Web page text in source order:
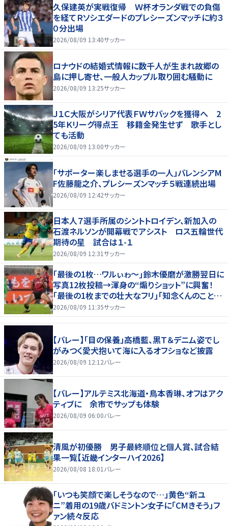
久保建英が実戦復帰 Ｗ杯オランダ戦での負傷
を経てＲソシエダードのプレシーズンマッチに約３
０分出場
2026/08/09 13:40サッカー
ロナウドの結婚式情報に数千人が生まれ故郷の
島に押し寄せ、一般人カップル取り囲む騒動に
2026/08/09 13:25サッカー
Ｊ１Ｃ大阪がシリア代表ＦＷサバックを獲得へ 2
5年Ｋリーグ得点王 移籍金発生せず 歌手とし
ても活動
2026/08/09 13:00サッカー
「サポーター楽しませる選手の一人」バレンシアM
F佐藤龍之介、プレシーズンマッチ５戦連続出場
2026/08/09 12:42サッカー
日本人７選手所属のシントトロイデン、新加入の
石渡ネルソンが開幕戦でアシスト ロス五輪世代
期待の星 試合は１-１
2026/08/09 12:31サッカー
｢最後の1枚…ワルぃゎ〜｣鈴木優磨が激勝翌日に
写真12枚投稿→渾身の“煽りショット”に興奮！
｢最後の1枚までの壮大なフリ｣｢知念くんのことど
んだけ好きなんよｗ｣
2026/08/09 11:35サッカー
【バレー】「目の保養」高橋藍、黒Ｔ＆デニム姿でし
がみつく愛犬抱いて海に入るオフショなど披露
2026/08/09 12:12バレー
【バレー】アルテミス北海道・鳥本香琳、オフはアク
ティブに 余市でサップも体験
2026/08/09 06:00バレー
清風が初優勝 男子最終順位と個人賞、試合結
果一覧【近畿インターハイ2026】
2026/08/08 18:01 バレー
「いつも笑顔で楽しそうなので…」黄色“新ユ
ニ”着用の19歳バドミントン女子に「CMきそう」フ
ァン続々反応